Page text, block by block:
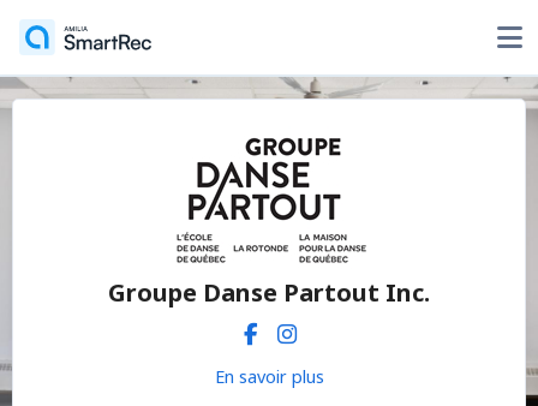
Groupe Danse Partout Inc.
En savoir plus